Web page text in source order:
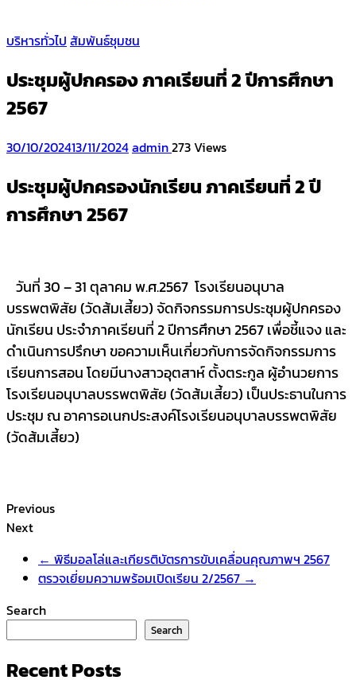
บริหารทั่วไป สัมพันธ์ชุมชน
ประชุมผู้ปกครอง ภาคเรียนที่ 2 ปีการศึกษา
2567
30/10/202413/11/2024admin273 Views
ประชุมผู้ปกครองนักเรียน ภาคเรียนที่ 2 ปี
การศึกษา 2567
วันที่ 30 – 31 ตุลาคม พ.ศ.2567 โรงเรียนอนุบาล
บรรพตพิสัย (วัดส้มเสี้ยว) จัดกิจกรรมการประชุมผู้ปกครอง
นักเรียน ประจำภาคเรียนที่ 2 ปีการศึกษา 2567 เพื่อชี้แจง และ
ดำเนินการปรึกษา ขอความเห็นเกี่ยวกับการจัดกิจกรรมการ
เรียนการสอน โดยมีนางสาวอุตสาห์ ตั้งตระกูล ผู้อำนวยการ
โรงเรียนอนุบาลบรรพตพิสัย (วัดส้มเสี้ยว) เป็นประธานในการ
ประชุม ณ อาคารอเนกประสงค์โรงเรียนอนุบาลบรรพตพิสัย
(วัดส้มเสี้ยว)
Previous
Next
← พิธีมอลโล่และเกียรติบัตรการขับเคลื่อนคุณภาพฯ 2567
ตรวจเยี่ยมความพร้อมเปิดเรียน 2/2567 →
Search
Search
Recent Posts